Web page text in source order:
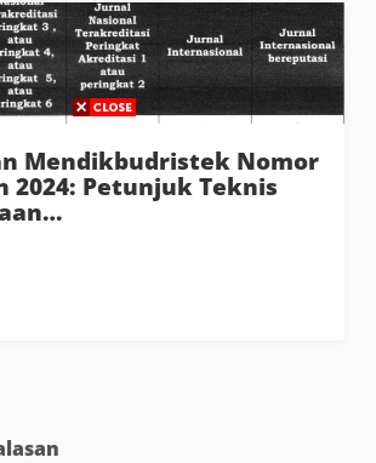
Mendikbudristek Nomor
2024: Petunjuk Teknis